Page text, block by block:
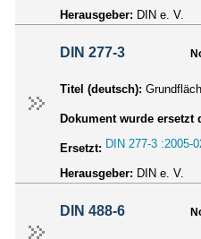
Herausgeber: DIN e. V.
DIN 277-3
Titel (deutsch):
Dokument wurde ersetzt
Ersetzt: DIN 277-3 :2005-
Herausgeber: DIN e. V.
DIN 488-6